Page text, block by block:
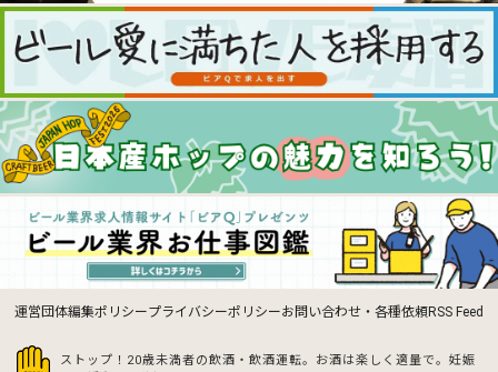
運営団体編集ポリシープライバシーポリシーお問い合わせ・各種依頼RSS Feed
ストップ！20歳未満者の飲酒・飲酒運転。お酒は楽しく適量で。 妊娠